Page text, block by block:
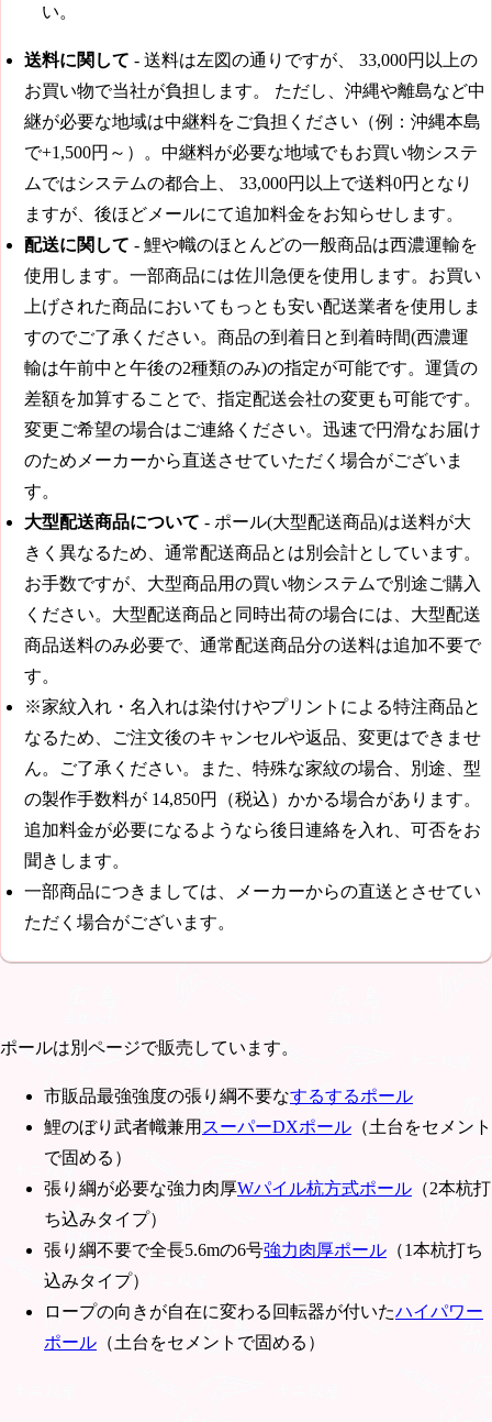
い。
送料に関して - 送料は左図の通りですが、 33,000円 以上の
お買い物で当社が負担します。 ただし、沖縄や離島など中
継が必要な地域は中継料をご負担ください（例：沖縄本島
で+1,500円～）。中継料が必要な地域でもお買い物システ
ムではシステムの都合上、
33,000円 以上で送料0円となり
ますが、後ほどメールにて追加料金をお知らせします。
配送に関して - 鯉や幟のほとんどの一般商品は西濃運輸を
使用します。一部商品には佐川急便を使用します。お買い
上げされた商品においてもっとも安い配送業者を使用しま
すのでご了承ください。商品の到着日と到着時間(西濃運
輸は午前中と午後の2種類のみ)の指定が可能です。運賃の
差額を加算することで、指定配送会社の変更も可能です。
変更ご希望の場合はご連絡ください。迅速で円滑なお届け
のためメーカーから直送させていただく場合がございま
す。
大型配送商品について - ポール(大型配送商品)は送料が大
きく異なるため、通常配送商品とは別会計としています。
お手数ですが、大型商品用の買い物システムで別途ご購入
ください。大型配送商品と同時出荷の場合には、大型配送
商品送料のみ必要で、通常配送商品分の送料は追加不要で
す。
※家紋入れ・名入れは染付けやプリントによる特注商品と
なるため、ご注文後のキャンセルや返品、変更はできませ
ん。ご了承ください。また、特殊な家紋の場合、別途、型
の製作手数料が 14,850円（税込） かかる場合があります。
追加料金が必要になるようなら後日連絡を入れ、可否をお
聞きします。
一部商品につきましては、メーカーからの直送とさせてい
ただく場合がございます。
ポールは別ページで販売しています。
市販品最強強度の張り綱不要なするするポール
鯉のぼり武者幟兼用 スーパーDXポール （土台をセメント
で固める）
張り綱が必要な強力肉厚Wパイル杭方式ポール （2本杭打
ち込みタイプ）
張り綱不要で全長5.6mの6号強力肉厚ポール （1本杭打ち
込みタイプ）
ロープの向きが自在に変わる回転器が付いたハイパワー
ポール （土台をセメントで固める）